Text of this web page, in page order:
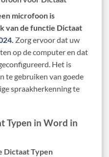
microfoon is
van de functie Dictaat
. Zorg ervoor dat uw
op de computer en dat
Het is
te gebruiken van goede
spraakherkenning te
Typen in Word in
Dictaat Typen